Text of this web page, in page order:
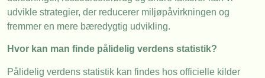
udvikle strategier, der reducerer miljøpåvirkningen og
fremmer en mere bæredygtig udvikling.
Hvor kan man finde pålidelig verdens statistik?
Pålidelig verdens statistik kan findes hos officielle kilder